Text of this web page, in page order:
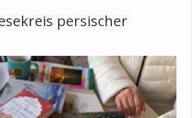
persischer